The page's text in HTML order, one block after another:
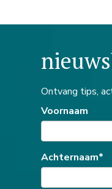
Ontvang tips,
Voornaam
Achternaam*